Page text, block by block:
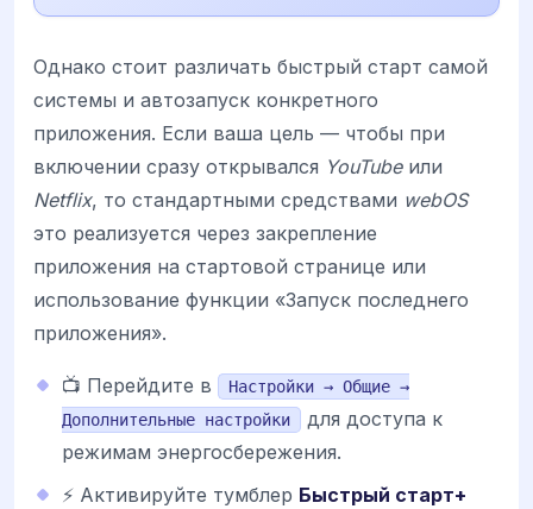
Однако стоит различать быстрый старт самой
системы и автозапуск конкретного
приложения. Если ваша цель — чтобы при
включении сразу открывался YouTubeили
Netflix, то стандартными средствами webOS
это реализуется через закрепление
приложения на стартовой странице или
использование функции «Запуск последнего
приложения».
📺 Перейдите в
Настройки → Общие →
Дополнительные настройки
для доступа к
режимам энергосбережения.
⚡ Активируйте тумблер Быстрый старт+